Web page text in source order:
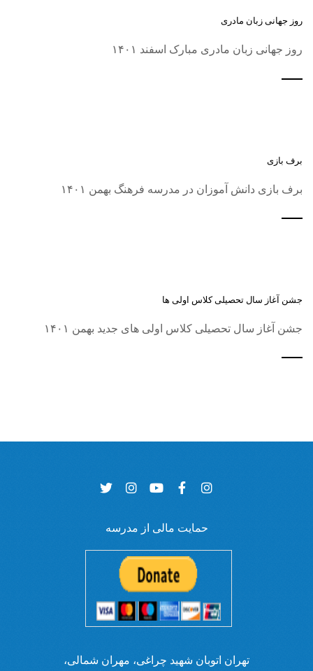
روز جهانی زبان مادری
روز جهانی زبان مادری مبارک اسفند ۱۴۰۱
برف بازی
برف بازی دانش آموزان در مدرسه فرهنگ بهمن ۱۴۰۱
جشن آغاز سال تحصیلی کلاس اولی ها
جشن آغاز سال تحصیلی کلاس اولی های جدید بهمن ۱۴۰۱
حمایت مالی از مدرسه
تهران اتوبان شهید چراغی، مهران شمالی،